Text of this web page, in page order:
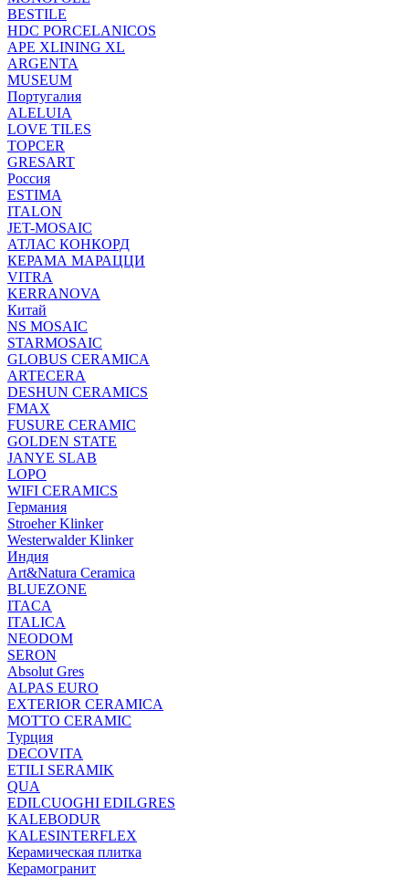
BESTILE
HDC PORCELANICOS
APE XLINING XL
ARGENTA
MUSEUM
Португалия
ALELUIA
LOVE TILES
TOPCER
GRESART
Россия
ESTIMA
ITALON
JET-MOSAIC
АТЛАС КОНКОРД
КЕРАМА МАРАЦЦИ
VITRA
KERRANOVA
Китай
NS MOSAIC
STARMOSAIC
GLOBUS CERAMICA
ARTECERA
DESHUN CERAMICS
FMAX
FUSURE CERAMIC
GOLDEN STATE
JANYE SLAB
LOPO
WIFI CERAMICS
Германия
Stroeher Klinker
Westerwalder Klinker
Индия
Art&Natura Ceramica
BLUEZONE
ITACA
ITALICA
NEODOM
SERON
Absolut Gres
ALPAS EURO
EXTERIOR CERAMICA
MOTTO CERAMIC
Турция
DECOVITA
ETILI SERAMIK
QUA
EDILCUOGHI EDILGRES
KALEBODUR
KALESINTERFLEX
Керамическая плитка
Керамогранит